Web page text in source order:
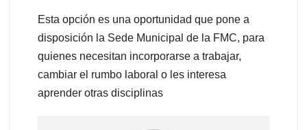
Esta opción es una oportunidad que pone a
disposición la Sede Municipal de la FMC, para
quienes necesitan incorporarse a trabajar,
cambiar el rumbo laboral o les interesa
aprender otras disciplinas